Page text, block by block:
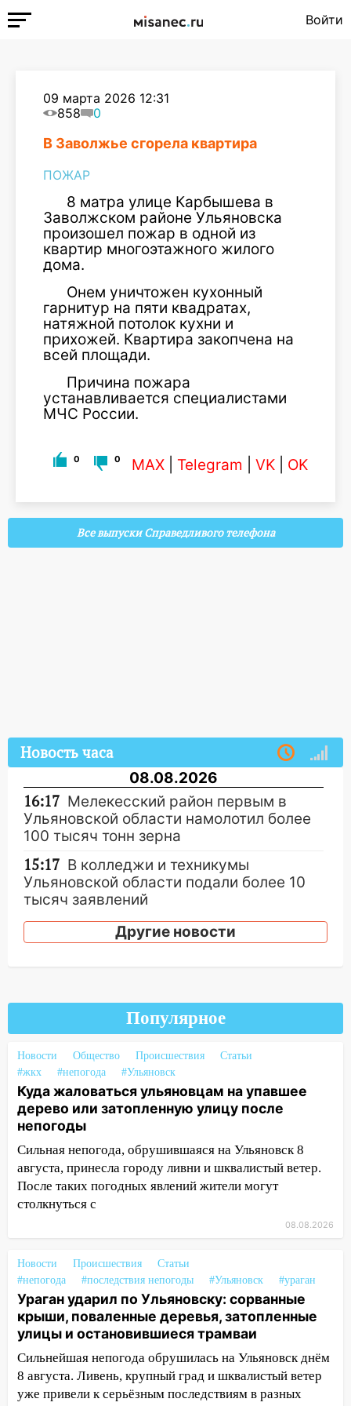
Войти
09 марта 2026 12:31
858
0
В Заволжье сгорела квартира
ПОЖАР
8 матра улице Карбышева в
Заволжском районе Ульяновска
произошел пожар в одной из
квартир многоэтажного жилого
дома.
Онем уничтожен кухонный
гарнитур на пяти квадратах,
натяжной потолок кухни и
прихожей. Квартира закопчена на
всей площади.
Причина пожара
устанавливается специалистами
МЧС России.
0 0 MAX Telegram VK OK
Все выпуски Справедливого телефона
Новость часа
08.08.2026
16:17 Мелекесский район первым в
Ульяновской области намолотил более
100 тысяч тонн зерна
15:17 В колледжи и техникумы
Ульяновской области подали более 10
тысяч заявлений
15:04
Фоторепортаж с улиц Ульяновска
после шторма: поваленные деревья и
Деева в Заволжье
14:26 Жители Ульяновска сами
пытаются расчистить ливнёвки, не
дождавшись коммунальщиков
14:16 Шторм продолжает ломать город:
на улице Любови Шевцовой рухнул
светофор
14:14 Студента из Ульяновска обманули
мошенники под видом преподавателя
14:12 Куда жаловаться ульяновцам на
упавшее дерево или затопленную улицу
13:59
В Новом городе ураганным
ветром сорвало опалубку со
строящегося дома
13:54 В мэрии Ульяновска рассказали,
как устраняют последствия мощного
шторма
Другие новости
Популярное
Новости Общество Происшествия
Статьи
#жкх
#непогода #Ульяновск
Куда жаловаться ульяновцам на упавшее
дерево или затопленную улицу после
непогоды
Сильная непогода, обрушившаяся на Ульяновск 8
августа, принесла городу ливни и шквалистый ветер.
После таких погодных явлений жители могут
столкнуться с
08.08.2026
Новости Происшествия
Статьи
#непогода
#последствия непогоды #Ульяновск #ураган
Ураган ударил по Ульяновску: сорванные
крыши, поваленные деревья, затопленные
улицы и остановившиеся трамваи
Сильнейшая непогода обрушилась на Ульяновск днём
8 августа. Ливень, крупный град и шквалистый ветер
уже привели к серьёзным последствиям в разных